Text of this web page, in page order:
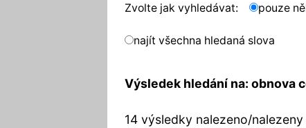
Zvolte jak vyhledávat: pouze
najít všechna hledaná slova
Výsledek hledání na: obnova
14 výsledky nalezeno/